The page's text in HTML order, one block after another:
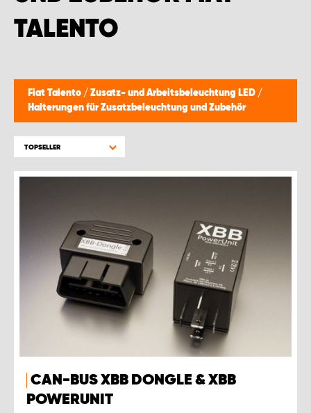
TALENTO
Fiat Talento / Zusatz- und Arbeitsbeleuchtung LED /
Halterungen für Zusatzbeleuchtung und Zubehör
TOPSELLER
CAN-BUS XBB DONGLE & XBB
POWERUNIT
MONTAGEPARTNER WIEN 1230